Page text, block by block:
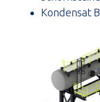
Kondensat